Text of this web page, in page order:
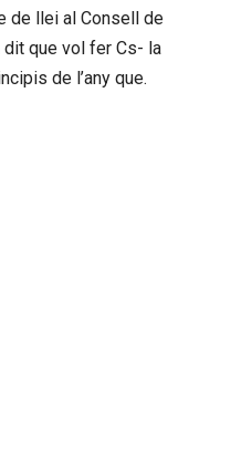
de llei al Consell de
dit que vol fer Cs- la
de l’any que.